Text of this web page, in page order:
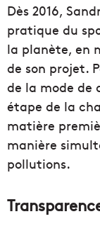
Dès 2016,
pratique du
la planète, en
de son projet.
de la mode de
étape de la
matière
manière
pollutions.